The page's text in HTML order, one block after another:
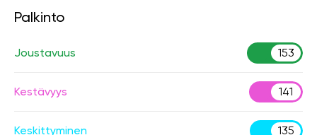
Palkinto
Joustavuus 153
Kestävyys 141
Keskittyminen 135